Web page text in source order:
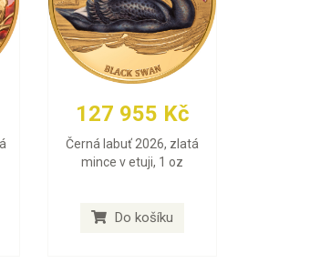
127 955 Kč
Černá labuť 2026, zlatá
mince v etuji, 1 oz
Do košíku